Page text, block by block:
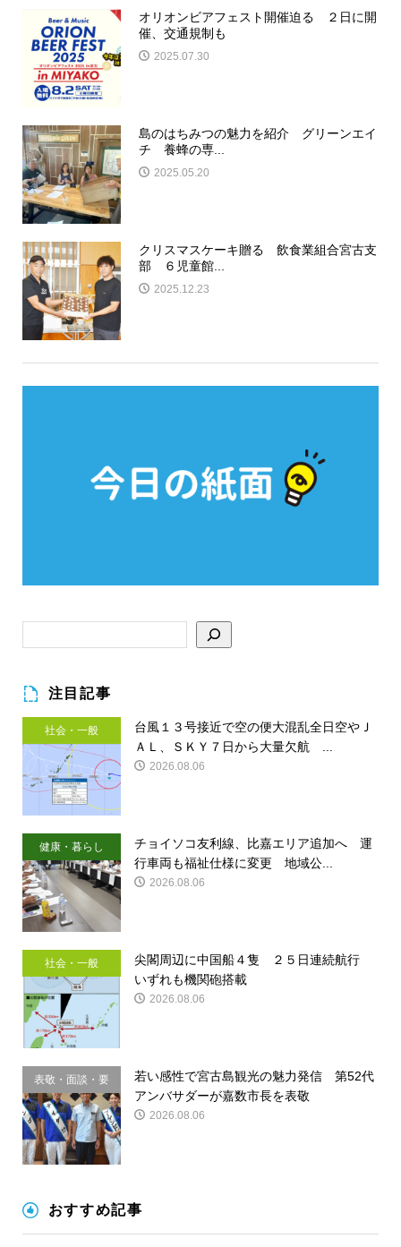
オリオンビアフェスト開催迫る ２日に開
催、交通規制も
2025.07.30
島のはちみつの魅力を紹介 グリーンエイ
チ 養蜂の専...
2025.05.20
クリスマスケーキ贈る 飲食業組合宮古支
部 ６児童館...
2025.12.23
注目記事
社会・一般
台風１３号接近で空の便大混乱全日空やＪ
ＡＬ、ＳＫＹ７日から大量欠航 ...
2026.08.06
健康・暮らし
チョイソコ友利線、比嘉エリア追加へ 運
行車両も福祉仕様に変更 地域公...
2026.08.06
社会・一般
尖閣周辺に中国船４隻 ２５日連続航行
いずれも機関砲搭載
2026.08.06
表敬・面談・要
請
若い感性で宮古島観光の魅力発信 第52代
アンバサダーが嘉数市長を表敬
2026.08.06
おすすめ記事